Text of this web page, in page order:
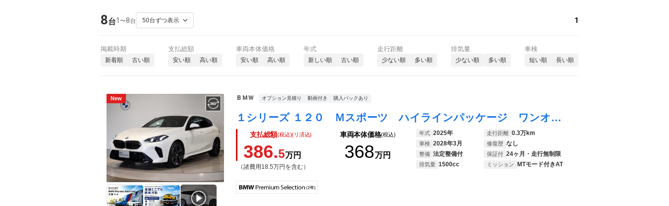
8台1 〜8台 1
掲載時期
新着順 古い順
支払総額
安い順 高い順
車両本体価格
安い順 高い順
年式
新しい順 古い順
走行距離
少ない順 多い順
排気量
少ない順 多い順
車検
短い順 長い順
New ＢＭＷ オプション見積り 動画付き 購入パックあり
１シリーズ １２０ Ｍスポーツ ハイラインパッケージ ワンオーナー テクノロジーＰＫＧ ハイラインＰＫＧ ヴェガンザブラックシート サンプロテクションガラス ｈａｒｍａｎ／ｋａｒｄｏｎスピーカー ドライビングアシストプロ パーキングアシストプラス
支払総額(税込)(リ済込)
386.5万円
（諸費用18.5万円を含む）
車両本体価格(税込)
368万円
年式 2025年 走行距離 0.3万km
車検 2028年3月 修復歴 なし
整備 法定整備付 保証付 24ヶ月・走行無制限
排気量 1500cc ミッション MTモード付きAT